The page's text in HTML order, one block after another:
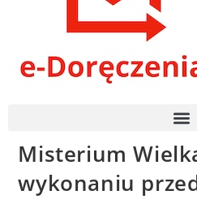
Misterium
wykonaniu